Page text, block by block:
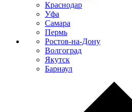
Краснодар
Уфа
Самара
Пермь
Ростов-на-Дону
Волгоград
Якутск
Барнаул